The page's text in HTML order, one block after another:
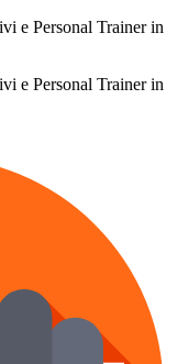
e Personal Trainer in
e Personal Trainer in